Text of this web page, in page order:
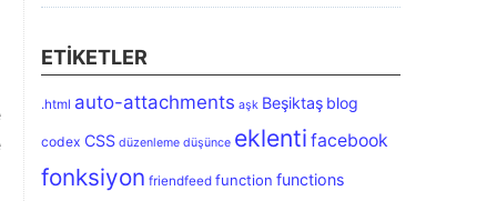
ETIKETLER
.html auto-attachments aşk Beşiktaş blog
codex CSS düzenleme düşünce eklenti facebook
fonksiyon friendfeed function functions